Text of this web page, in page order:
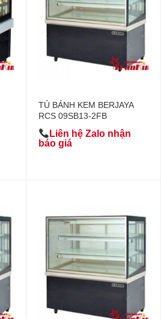
TỦ BÁNH KEM BERJAYA
RCS 09SB13-2FB
Liên hệ Zalo nhận
báo giá